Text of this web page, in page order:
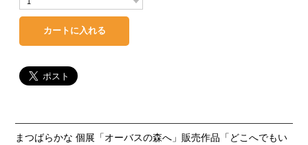
まつばらかな 個展「オーバスの森へ」販売作品「どこへでもい